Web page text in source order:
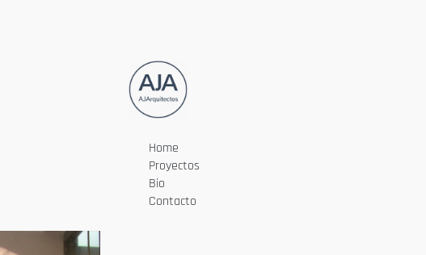
Home
Proyectos
Bio
Contacto